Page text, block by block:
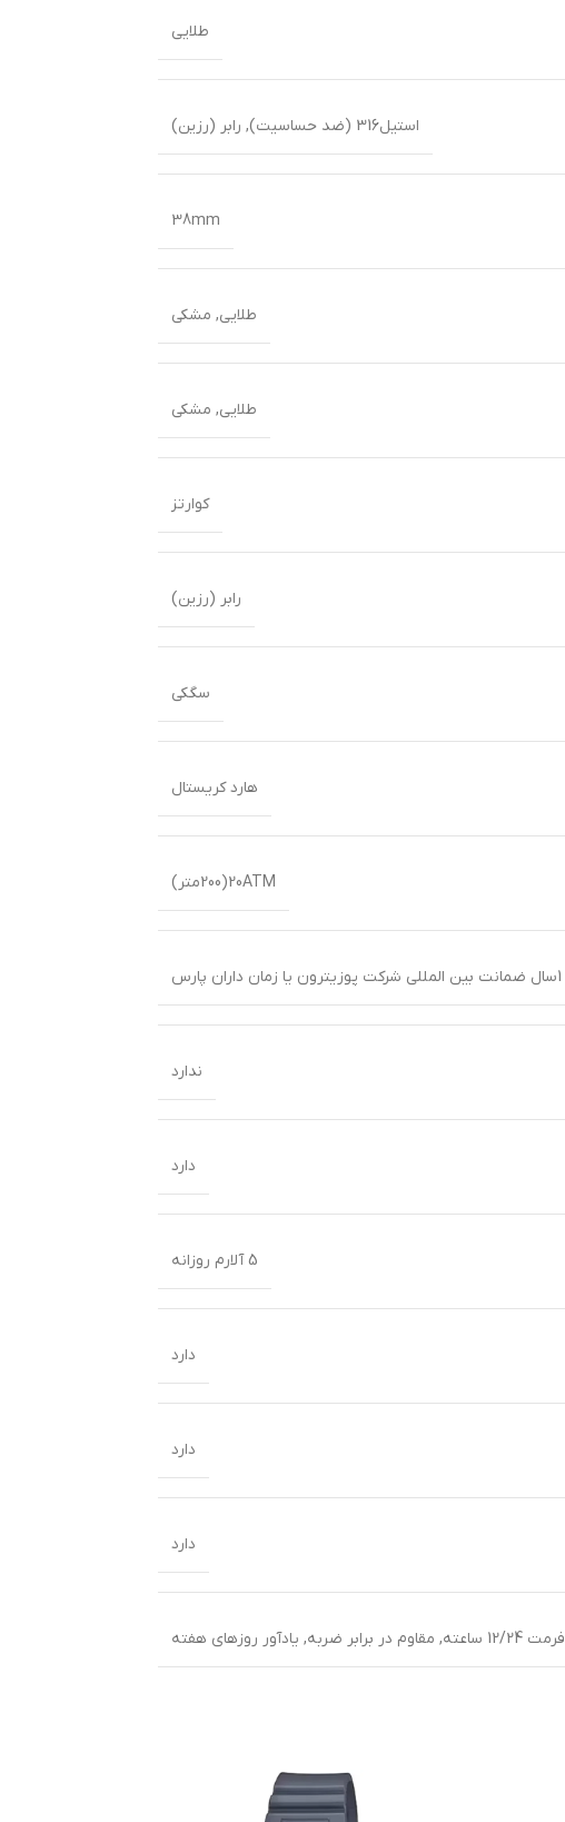
طلایی
استیل316 (ضد حساسیت) , رابر (رزین)
38mm
طلایی, مشکی
طلایی, مشکی
کوارتز
رابر (رزین)
سگکی
هارد کریستال
20ATM(200متر)
ندارد
دارد
5 آلارم روزانه
دارد
دارد
دارد
فرمت 12/24 ساعته , مقاوم در برابر ضربه, یادآور روزهای هفته